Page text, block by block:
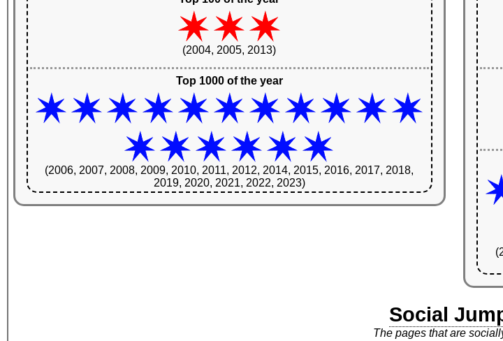
(2004, 2005, 2013)
Top 1000 of the year
(2006, 2007, 2008, 2009, 2010, 2011, 2012, 2014, 2015, 2016, 2017, 2018,
2019, 2020, 2021, 2022, 2023)
Social
The pages that are